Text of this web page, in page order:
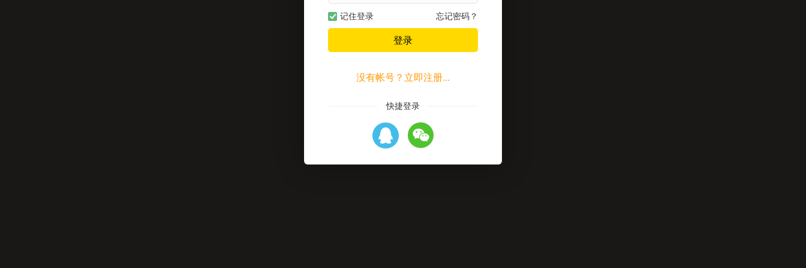
记住登录 忘记密码？
登录
没有帐号？立即注册...
快捷登录